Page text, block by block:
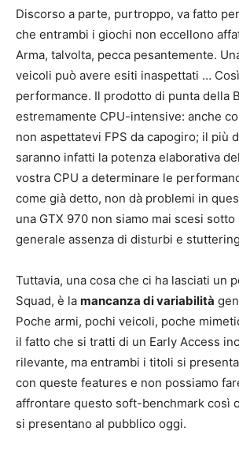
Discorso a parte, purtroppo, va fatto
che entrambi i giochi non eccellono
Arma, talvolta, pecca pesantemente.
veicoli può avere esiti inaspettati …
performance. Il prodotto di punta della
estremamente CPU-intensive: anche
non aspettatevi FPS da capogiro; il più
saranno infatti la potenza elaborativa
vostra CPU a determinare le
come già detto, non dà problemi in
una GTX 970 non siamo mai scesi sotto
generale assenza di disturbi e
Tuttavia, una cosa che ci ha lasciati un
Squad, è la mancanza di variabilità
Poche armi, pochi veicoli, poche
il fatto che si tratti di un Early Access
rilevante, ma entrambi i titoli si
con queste features e non possiamo
affrontare questo soft-benchmark così
si presentano al pubblico oggi.